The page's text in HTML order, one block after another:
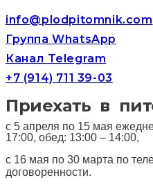
info@plodpitomnik.com
Группа WhatsApp
Канал Telegram
+7 (914) 711 39-03
Приехать в
с 5 апреля по 15 мая
17:00, обед: 13:00 – 14:00,
с 16 мая по 30 марта по
договоренности.